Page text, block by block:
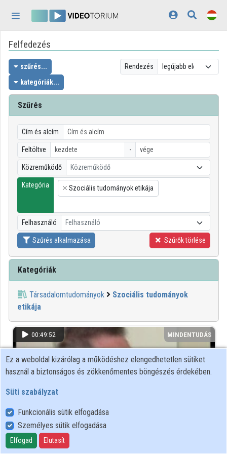
Kezdőlap
Bejelentkezés
Felfedezés
Kategóriák
Lejátszási listák
Intézmények
Közreműködők
világos
Felfedezés
szűrés...
kategóriák...
Rendezés
Szűrés
Cím és alcím
Feltöltve -
Közreműködő Közreműködő
Kategória
×
Szociális tudományok etikája
Felhasználó Felhasználó
Szűrés alkalmazása Szűrők törlése
Kategóriák
Társadalomtudományok
Szociális tudományok
etikája
00:49:52 MINDENTUDÁS
Vallás - tudomány: hiszünk, tudunk
Ez a weboldal kizárólag a működéshez elengedhetetlen sütiket
használ a biztonságos és zökkenőmentes böngészés érdekében.
Süti szabályzat
Funkcionális sütik elfogadása
Személyes sütik elfogadása
Elfogad Elutasít